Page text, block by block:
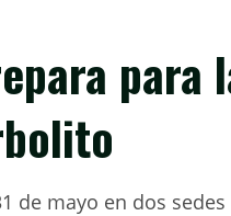
para
de mayo en dos